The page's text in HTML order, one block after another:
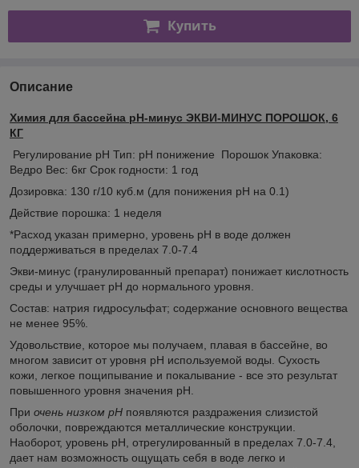
Купить
Описание
Химия для бассейна рН-минус ЭКВИ-МИНУС ПОРОШОК, 6
КГ
Регулирование pH Тип: pH понижение Порошок Упаковка:
Ведро Вес: 6кг Срок годности: 1 год
Дозировка: 130 г/10 куб.м (для понижения pH на 0.1)
Действие порошка: 1 неделя
*Расход указан примерно, уровень pH в воде должен
поддерживаться в пределах 7.0-7.4
Экви-минус (гранулированный препарат) понижает кислотность
среды и улучшает pH до нормального уровня.
Состав: натрия гидросульфат; содержание основного вещества
не менее 95%.
Удовольствие, которое мы получаем, плавая в бассейне, во
многом зависит от уровня рН используемой воды. Сухость
кожи, легкое пощипывание и покалывание - все это результат
повышенного уровня значения рН.
При очень низком рН появляются раздражения слизистой
оболочки, повреждаются металлические конструкции.
Наоборот, уровень рН, отрегулированный в пределах 7.0-7.4,
дает нам возможность ощущать себя в воде легко и